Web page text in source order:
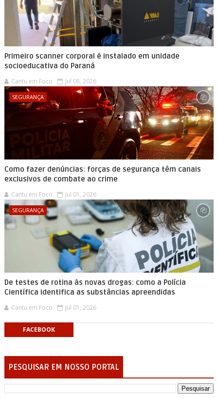
Primeiro scanner corporal é instalado em unidade
socioeducativa do Paraná
Cantu em Foco Jul 08, 2026
SEGURANÇA
Como fazer denúncias: forças de segurança têm canais
exclusivos de combate ao crime
Cantu em Foco Jul 01, 2026
SEGURANÇA
De testes de rotina às novas drogas: como a Polícia
Científica identifica as substâncias apreendidas
Cantu em Foco Jul 01, 2026
FACEBOOK
PESQUISAR EM NOSSO PORTAL